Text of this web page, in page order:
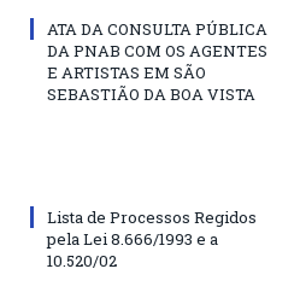
ATA DA CONSULTA PÚBLICA
DA PNAB COM OS AGENTES
E ARTISTAS EM SÃO
SEBASTIÃO DA BOA VISTA
Lista de Processos Regidos
pela Lei 8.666/1993 e a
10.520/02